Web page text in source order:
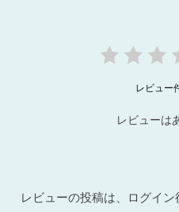
レビュー
レビューは
レビューの投稿は、ログイン